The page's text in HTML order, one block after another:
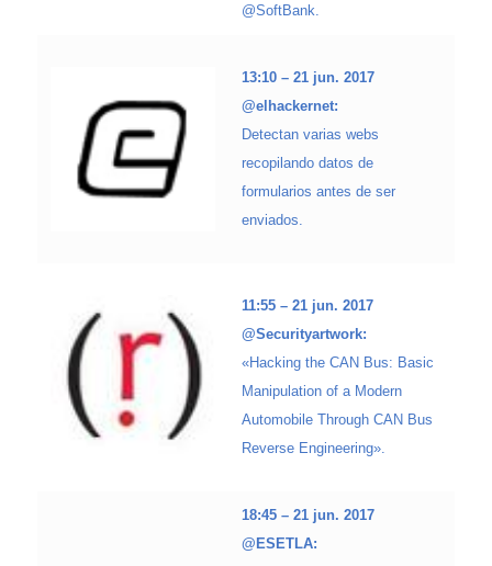
@SoftBank.
13:10 – 21 jun. 2017
@elhackernet:
Detectan varias webs
recopilando datos de
formularios antes de ser
enviados.
11:55 – 21 jun. 2017
@Securityartwork:
«Hacking the CAN Bus: Basic
Manipulation of a Modern
Automobile Through CAN Bus
Reverse Engineering».
18:45 – 21 jun. 2017
@ESETLA: